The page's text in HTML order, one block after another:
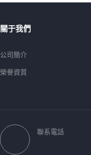
關于我們
公司簡介
榮譽資質
聯系電話